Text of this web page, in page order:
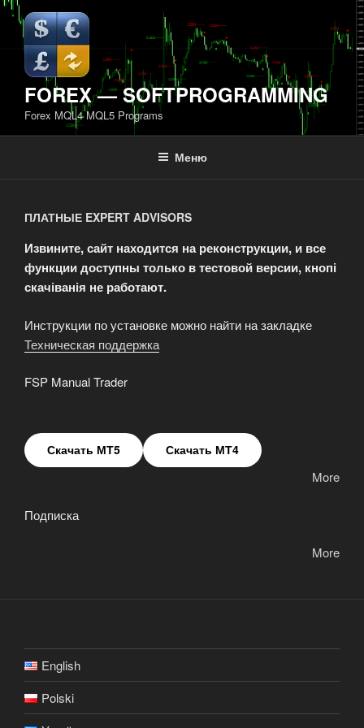
Перейти
содержимому
FOREX — SOFTPROGRAMMING
Forex MQL4 MQL5 Programs
Меню
ПЛАТНЫЕ EXPERT ADVISORS
Извините, сайт находится на реконструкции, и все
функции доступны только в тестовой версии, кнопі
скачіванія не работают.
Инструкции по установке можно найти на закладке
Техническая поддержка
FSP Manual Trader
Скачать МТ5 Скачать МТ4
More
Подписка
More
English
Polski